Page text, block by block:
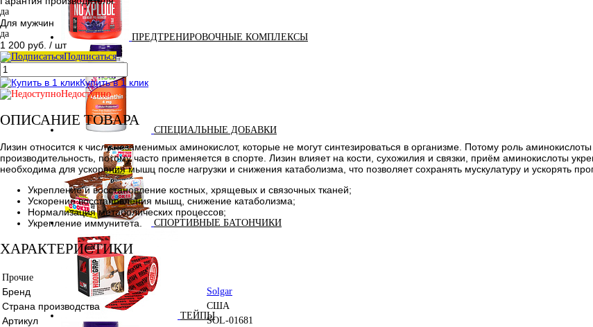
ПРЕДТРЕНИРОВОЧНЫЕ КОМПЛЕКСЫ
СПЕЦИАЛЬНЫЕ ДОБАВКИ
СПОРТИВНЫЕ БАТОНЧИКИ
ТЕЙПЫ
да
Для мужчин
да
1 200 руб. / шт
Подписаться
Купить в 1 клик
Недоступно
ОПИСАНИЕ ТОВАРА
Лизин относится к числу незаменимых аминокислот, которые не могут синтезироваться в организме. Потому роль
производительность, потому часто применяется в спорте. Лизин влияет на кости, сухожилия и связки, приём аминокислоты
необходима для ускорения мышц после нагрузки и снижения катаболизма, что позволяет сохранять мускулатуру и ускорять
Укрепление и восстановление костных, хрящевых и связочных тканей;
Ускорение восстановления мышц, снижение катаболизма;
Нормализация метаболических процессов;
Укрепление иммунитета.
ХАРАКТЕРИСТИКИ
Прочие
Бренд Solgar
Страна производства США
Артикул SOL-01681